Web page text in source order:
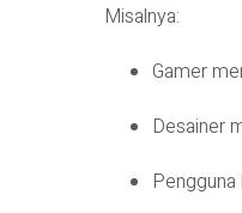
Misalnya:
Gamer
Desainer